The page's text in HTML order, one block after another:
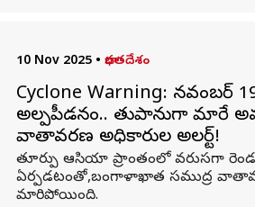
10 Nov 2025 • భారతదేశం
Cyclone Warning: నవంబర్
అల్పపీడనం.. తుపానుగా మారే
వాతావరణ అధికారుల అలర్ట్!
తూర్పు ఆసియా ప్రాంతంలో వరుసగా
ఏర్పడటంతో,బంగాళాఖాత సముద్ర
మారిపోయింది.